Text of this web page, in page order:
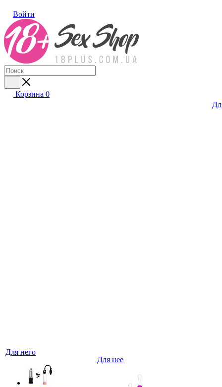
Войти
Корзина 0
Для него
Для нее